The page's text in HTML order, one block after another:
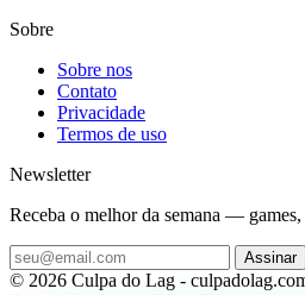
Sobre
Sobre nos
Contato
Privacidade
Termos de uso
Newsletter
Receba o melhor da semana —
Assinar
© 2026 Culpa do Lag -